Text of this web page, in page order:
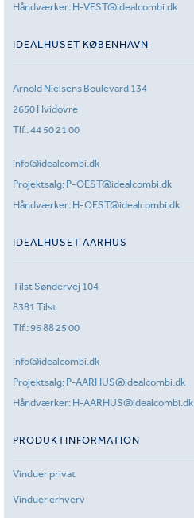
Håndværker: H-VEST@idealcombi.dk
IDEALHUSET KØBENHAVN
Arnold Nielsens Boulevard 134
2650 Hvidovre
Tlf.:44 50 21 00
info@idealcombi.dk
Projektsalg: P-OEST@idealcombi.dk
Håndværker: H-OEST@idealcombi.dk
IDEALHUSET AARHUS
Tilst Søndervej 104
8381 Tilst
Tlf.:96 88 25 00
info@idealcombi.dk
Projektsalg: P-AARHUS@idealcombi.dk
Håndværker: H-AARHUS@idealcombi.dk
PRODUKTINFORMATION
Vinduer privat
Vinduer erhverv